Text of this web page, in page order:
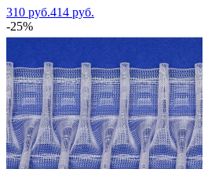
310 руб.414 руб.
-25%